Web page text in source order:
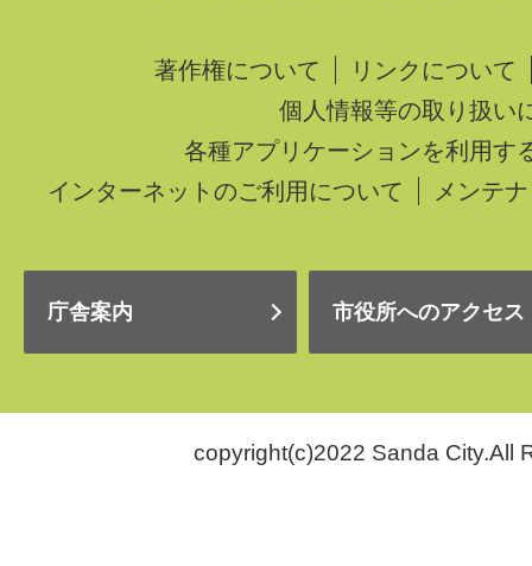
著作権について
リンクについて
個人情報等の取り扱い
各種アプリケーションを利用す
インターネットのご利用について
メンテ
庁舎案内 市役所へのアクセス
copyright(c)2022 Sanda City.All